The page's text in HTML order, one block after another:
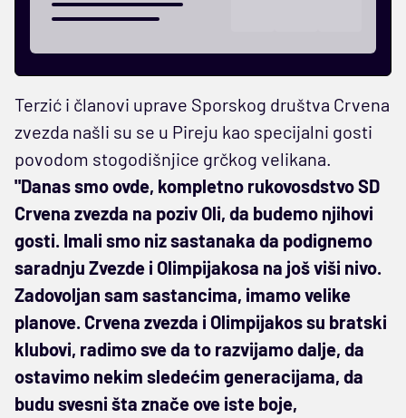
Terzić i članovi uprave Sporskog društva Crvena
zvezda našli su se u Pireju kao specijalni gosti
povodom stogodišnjice grčkog velikana.
"Danas smo ovde, kompletno rukovosdstvo SD
Crvena zvezda na poziv Oli, da budemo njihovi
gosti. Imali smo niz sastanaka da podignemo
saradnju Zvezde i Olimpijakosa na još viši nivo.
Zadovoljan sam sastancima, imamo velike
planove. Crvena zvezda i Olimpijakos su bratski
klubovi, radimo sve da to razvijamo dalje, da
ostavimo nekim sledećim generacijama, da
budu svesni šta znače ove iste boje,